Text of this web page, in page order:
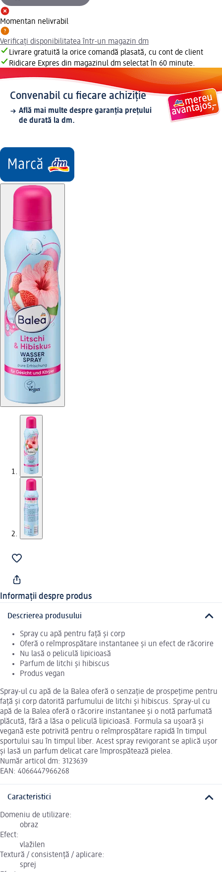
Momentan nelivrabil
Verificați disponibilitatea într-un magazin dm
Livrare gratuită la orice comandă plasată, cu cont de client
Ridicare Expres din magazinul dm selectat în 60 minute.
Convenabil cu fiecare achiziție
Află mai multe despre garanția prețului
de durată la dm.
Informații despre produs
Descrierea produsului
Spray cu apă pentru față și corp
Oferă o reîmprospătare instantanee și un efect de răcorire
Nu lasă o peliculă lipicioasă
Parfum de litchi și hibiscus
Produs vegan
Spray-ul cu apă de la Balea oferă o senzație de prospețime pentru
față și corp datorită parfumului de litchi și hibiscus. Spray-ul cu
apă de la Balea oferă o răcorire instantanee și o notă parfumată
plăcută, fără a lăsa o peliculă lipicioasă. Formula sa ușoară și
vegană este potrivită pentru o reîmprospătare rapidă în timpul
sportului sau în timpul liber. Acest spray revigorant se aplică ușor
și lasă un parfum delicat care împrospătează pielea.
Număr articol dm: 3123639
EAN: 4066447966268
Caracteristici
Domeniu de utilizare:
obraz
Efect:
vlažilen
Textură / consistență / aplicare:
sprej